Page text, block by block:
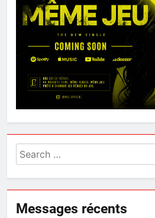
Search
for:
Messages récents